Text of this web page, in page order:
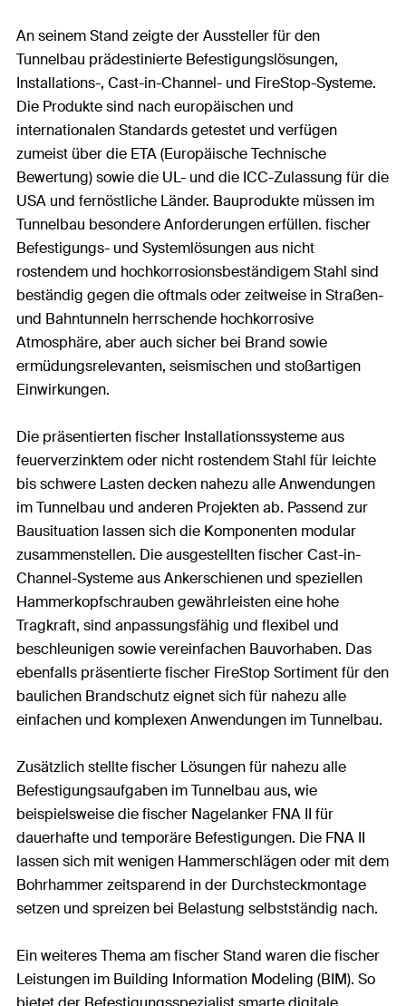
An seinem Stand zeigte der Aussteller für den
Tunnelbau prädestinierte Befestigungslösungen,
Installations-, Cast-in-Channel- und FireStop-Systeme.
Die Produkte sind nach europäischen und
internationalen Standards getestet und verfügen
zumeist über die ETA (Europäische Technische
Bewertung) sowie die UL- und die ICC-Zulassung für die
USA und fernöstliche Länder. Bauprodukte müssen im
Tunnelbau besondere Anforderungen erfüllen. fischer
Befestigungs- und Systemlösungen aus nicht
rostendem und hochkorrosionsbeständigem Stahl sind
beständig gegen die oftmals oder zeitweise in Straßen-
und Bahntunneln herrschende hochkorrosive
Atmosphäre, aber auch sicher bei Brand sowie
ermüdungsrelevanten, seismischen und stoßartigen
Einwirkungen.
Die präsentierten fischer Installationssysteme aus
feuerverzinktem oder nicht rostendem Stahl für leichte
bis schwere Lasten decken nahezu alle Anwendungen
im Tunnelbau und anderen Projekten ab. Passend zur
Bausituation lassen sich die Komponenten modular
zusammenstellen. Die ausgestellten fischer Cast-in-
Channel-Systeme aus Ankerschienen und speziellen
Hammerkopfschrauben gewährleisten eine hohe
Tragkraft, sind anpassungsfähig und flexibel und
beschleunigen sowie vereinfachen Bauvorhaben. Das
ebenfalls präsentierte fischer FireStop Sortiment für den
baulichen Brandschutz eignet sich für nahezu alle
einfachen und komplexen Anwendungen im Tunnelbau.
Zusätzlich stellte fischer Lösungen für nahezu alle
Befestigungsaufgaben im Tunnelbau aus, wie
beispielsweise die fischer Nagelanker FNA II für
dauerhafte und temporäre Befestigungen. Die FNA II
lassen sich mit wenigen Hammerschlägen oder mit dem
Bohrhammer zeitsparend in der Durchsteckmontage
setzen und spreizen bei Belastung selbstständig nach.
Ein weiteres Thema am fischer Stand waren die fischer
Leistungen im Building Information Modeling (BIM). So